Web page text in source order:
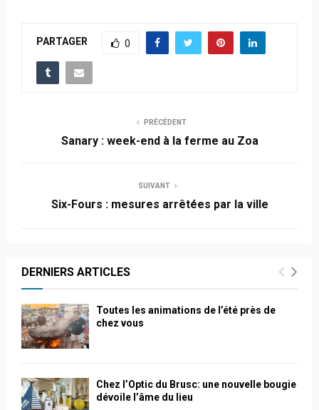
PARTAGER 0
PRÉCÉDENT
Sanary : week-end à la ferme au Zoa
SUIVANT
Six-Fours : mesures arrêtées par la ville
DERNIERS ARTICLES
Toutes les animations de l’été près de
chez vous
Chez l’Optic du Brusc: une nouvelle bougie
dévoile l’âme du lieu